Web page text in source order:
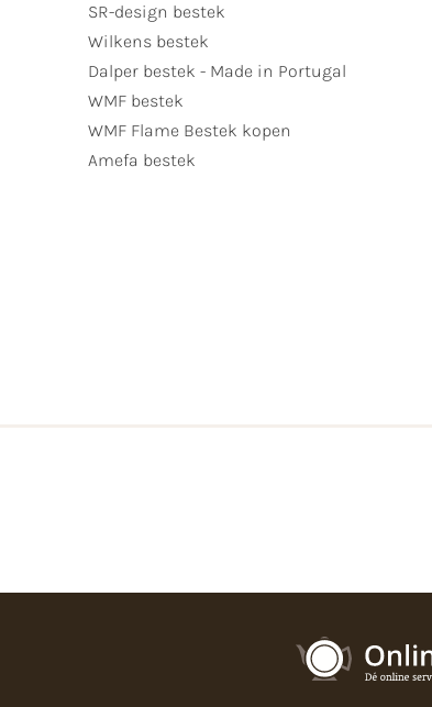
SR-design bestek
Wilkens bestek
Dalper bestek - Made in Portugal
WMF bestek
WMF Flame Bestek kopen
Amefa bestek